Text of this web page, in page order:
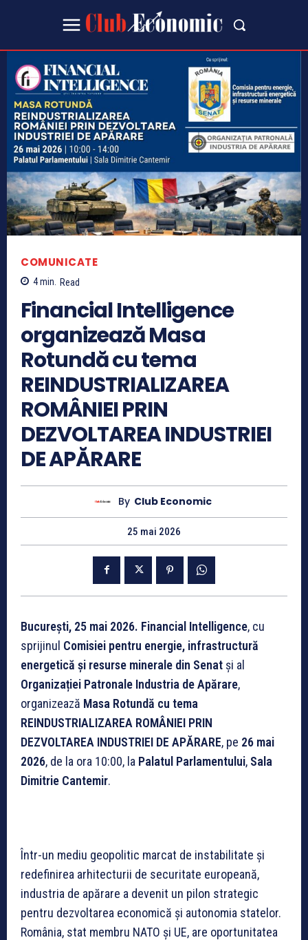
COMUNICATE
4min. Read
Financial Intelligence
organizează Masa
Rotundă cu tema
REINDUSTRIALIZAREA
ROMÂNIEI PRIN
DEZVOLTAREA INDUSTRIEI
DE APĂRARE
By Club Economic
25 mai 2026
București, 25 mai 2026. Financial Intelligence, cu
sprijinul Comisiei pentru energie, infrastructură
energetică și resurse minerale din Senat și al
Organizației Patronale Industria de Apărare,
organizează Masa Rotundă cu tema
REINDUSTRIALIZAREA ROMÂNIEI PRIN
DEZVOLTAREA INDUSTRIEI DE APĂRARE, pe 26 mai
2026, de la ora 10:00, la Palatul Parlamentului, Sala
Dimitrie Cantemir.
Într-un mediu geopolitic marcat de instabilitate și
redefinirea arhitecturii de securitate europeană,
industria de apărare a devenit un pilon strategic
pentru dezvoltarea economică și autonomia statelor.
România, stat membru NATO și UE, are oportunitatea